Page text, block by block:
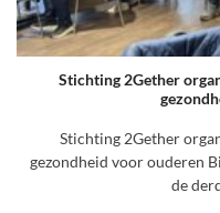
Stichting 2Gether
Stichting 2Gether
gezondheid voor ouderen
de